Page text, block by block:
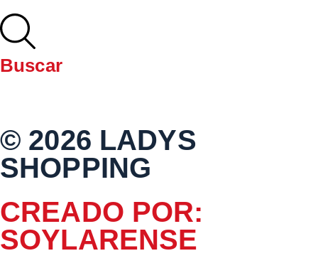
Buscar
© 2026 LADYS
SHOPPING
CREADO POR:
SOYLARENSE